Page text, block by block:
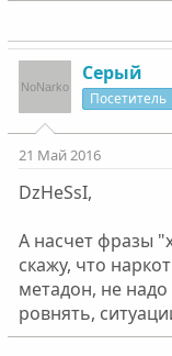
Серый
Посетитель
21 Май 2016
DzHeSsI,
А насчет фразы
скажу, что
метадон, не
ровнять,